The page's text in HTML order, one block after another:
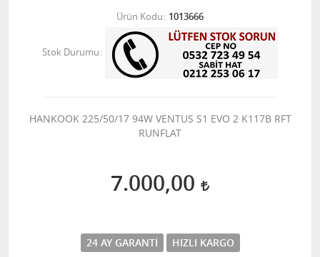
Ürün Kodu 1013666
Stok Durumu
HANKOOK 225/50/17 94W VENTUS S1 EVO 2 K117B RFT
RUNFLAT
7.000,00
24 AY GARANTI HIZLI KARGO